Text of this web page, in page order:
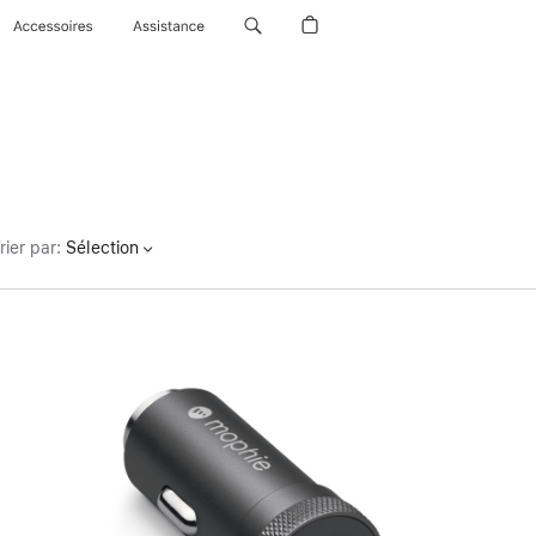
Accessoires Assistance
par: Sélection
Précédent
Image